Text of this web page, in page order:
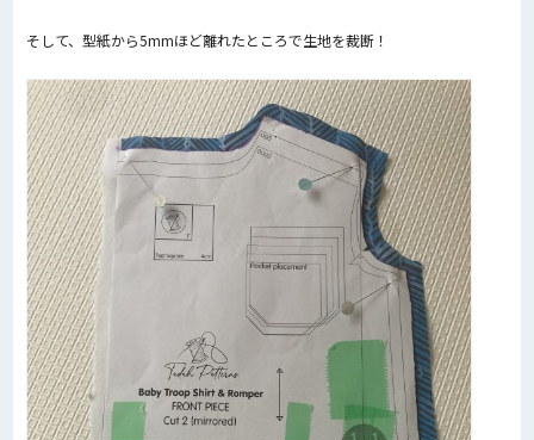
そして、型紙から5mmほど離れたところで生地を裁断！